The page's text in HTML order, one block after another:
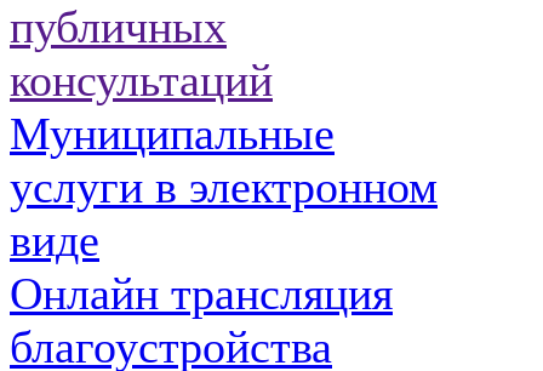
публичных
консультаций
Муниципальные
услуги в электронном
виде
Онлайн трансляция
благоустройства